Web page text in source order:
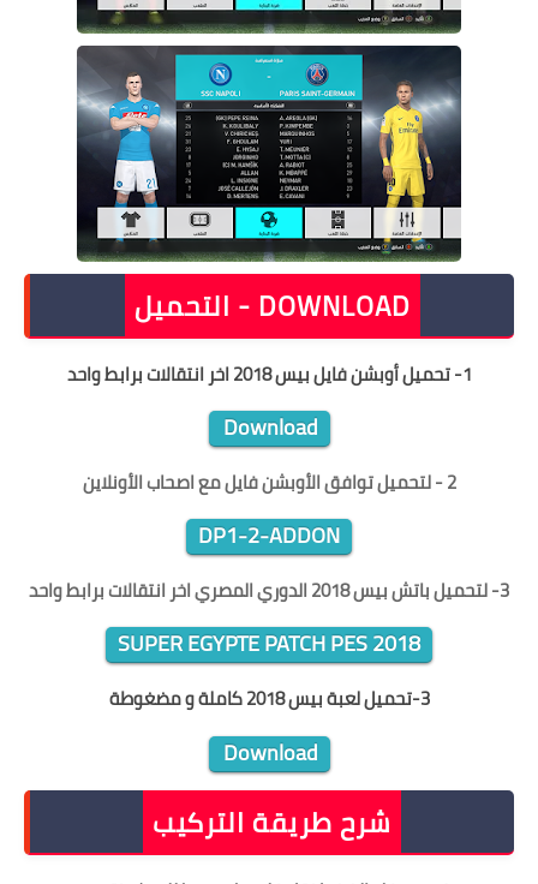
DOWNLOAD - التحميل
1- تحميل أوبشن فايل بيس 2018 اخر انتقالات برابط واحد
Download
2- لتحميل توافق الأوبشن فايل مع اصحاب الأونلاين
DP1-2-ADDON
3- لتحميل باتش بيس 2018 الدوري المصري اخر انتقالات برابط واحد
SUPER EGYPTE PATCH PES 2018
3- تحميل لعبة بيس 2018 كاملة و مضغوطة
Download
شرح طريقة التركيب